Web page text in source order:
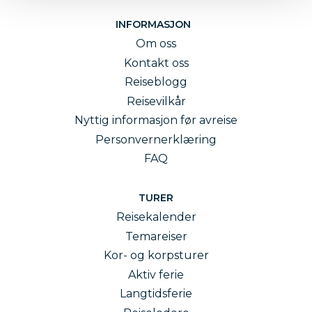
Seniordans - en helt ny måte å feriere på
INFORMASJON
Om oss
Kontakt oss
Reiseblogg
Reisevilkår
Nyttig informasjon før avreise
Personvernerklæring
FAQ
TURER
Reisekalender
Temareiser
Kor- og korpsturer
Aktiv ferie
Langtidsferie